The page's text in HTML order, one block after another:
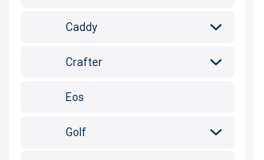
Caddy
Crafter
Eos
Golf